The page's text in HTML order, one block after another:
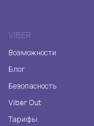
VIBER
Возможности
Блог
Безопасность
Viber Out
Тарифы